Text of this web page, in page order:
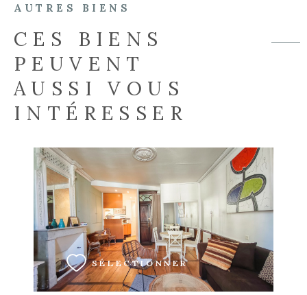
AUTRES BIENS
CES BIENS
PEUVENT
AUSSI VOUS
INTÉRESSER
SÉLECTIONNER
VOIR LE BIEN